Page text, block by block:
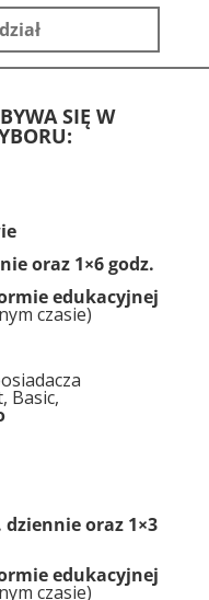
SIĘ W
oraz 1×6 godz.
edukacyjnej
czasie)
Basic,
dziennie oraz 1×3
edukacyjnej
czasie)